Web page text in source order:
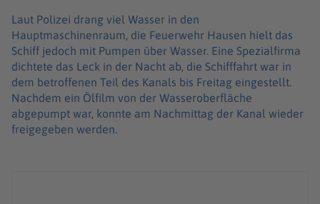
Laut Polizei drang viel Wasser in den
Hauptmaschinenraum, die Feuerwehr Hausen hielt das
Schiff jedoch mit Pumpen über Wasser. Eine Spezialfirma
dichtete das Leck in der Nacht ab, die Schifffahrt war in
dem betroffenen Teil des Kanals bis Freitag eingestellt.
Nachdem ein Ölfilm von der Wasseroberfläche
abgepumpt war, konnte am Nachmittag der Kanal wieder
freigegeben werden.